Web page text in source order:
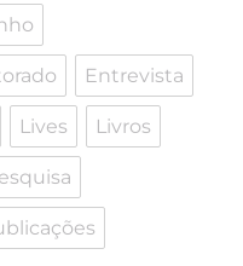
Entrevista
Lives Livros